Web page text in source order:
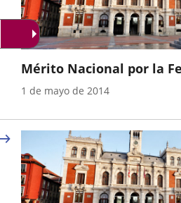
Mérito Nacional por la
Donantes de Sangre, a
Año
1 de mayo de 2014